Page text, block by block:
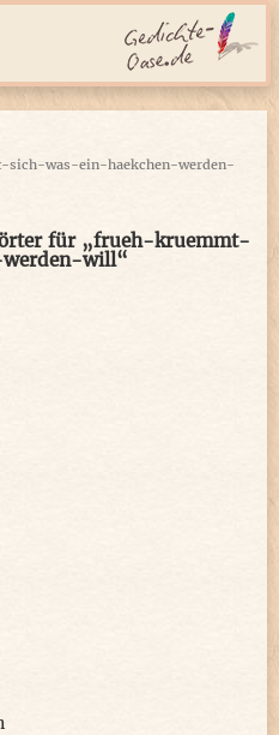
sich-was-ein-haekchen-werden-
für „frueh-kruemmt-
will“